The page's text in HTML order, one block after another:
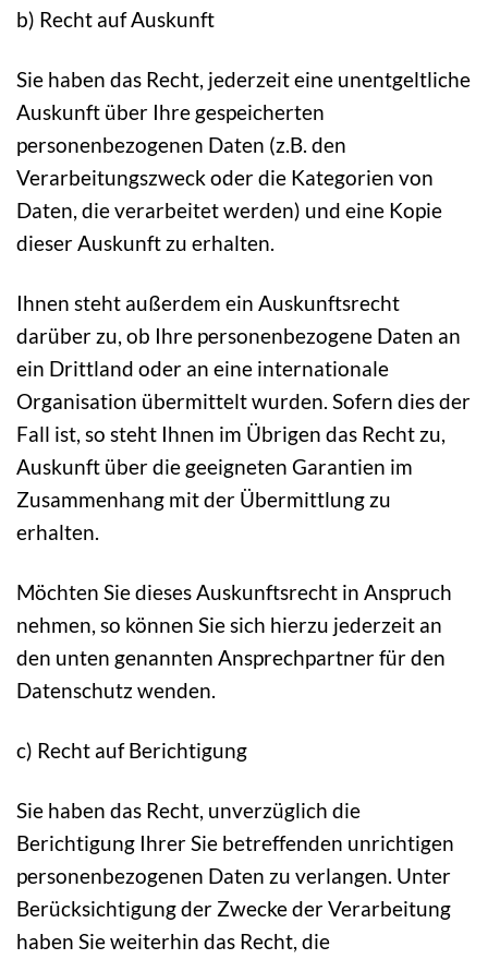
b) Recht auf Auskunft
Sie haben das Recht, jederzeit eine unentgeltliche
Auskunft über Ihre gespeicherten
personenbezogenen Daten (z.B. den
Verarbeitungszweck oder die Kategorien von
Daten, die verarbeitet werden) und eine Kopie
dieser Auskunft zu erhalten.
Ihnen steht außerdem ein Auskunftsrecht
darüber zu, ob Ihre personenbezogene Daten an
ein Drittland oder an eine internationale
Organisation übermittelt wurden. Sofern dies der
Fall ist, so steht Ihnen im Übrigen das Recht zu,
Auskunft über die geeigneten Garantien im
Zusammenhang mit der Übermittlung zu
erhalten.
Möchten Sie dieses Auskunftsrecht in Anspruch
nehmen, so können Sie sich hierzu jederzeit an
den unten genannten Ansprechpartner für den
Datenschutz wenden.
c) Recht auf Berichtigung
Sie haben das Recht, unverzüglich die
Berichtigung Ihrer Sie betreffenden unrichtigen
personenbezogenen Daten zu verlangen. Unter
Berücksichtigung der Zwecke der Verarbeitung
haben Sie weiterhin das Recht, die